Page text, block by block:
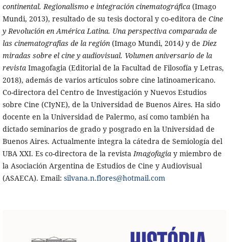
continental. Regionalismo e integración cinematográfica(Imago
Mundi, 2013), resultado de su tesis doctoral y co-editora de Cine
y Revolución en América Latina. Una perspectiva comparada de
las cinematografías de la región (Imago Mundi, 2014)y deDiez
miradas sobre el cine y audiovisual. Volumen aniversario de la
revista Imagofagia (Editorial de la Facultad de Filosofía y Letras,
2018), además de varios artículos sobre cine latinoamericano.
Co-directora del Centro de Investigación y Nuevos Estudios
sobre Cine (CIyNE), de la Universidad de Buenos Aires. Ha sido
docente en la Universidad de Palermo, así como también ha
dictado seminarios de grado y posgrado en la Universidad de
Buenos Aires. Actualmente integra la cátedra de Semiología del
UBA XXI. Es co-directora de la revistaImagofagiay miembro de
la Asociación Argentina de Estudios de Cine y Audiovisual
(ASAECA). Email: silvana.n.flores@hotmail.com